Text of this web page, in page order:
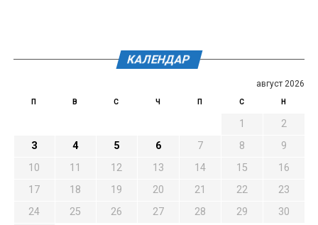
КАЛЕНДАР
август 2026
П В С Ч П С Н
1
2
3
4 5 6 7 8
9
10
11 12 13 14 15
16
17
18 19 20 21 22
23
24
25 26 27 28 29 30